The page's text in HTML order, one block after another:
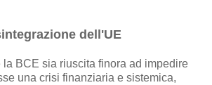
dell'UE
la BCE sia riuscita finora ad impedire
una crisi finanziaria e sistemica,